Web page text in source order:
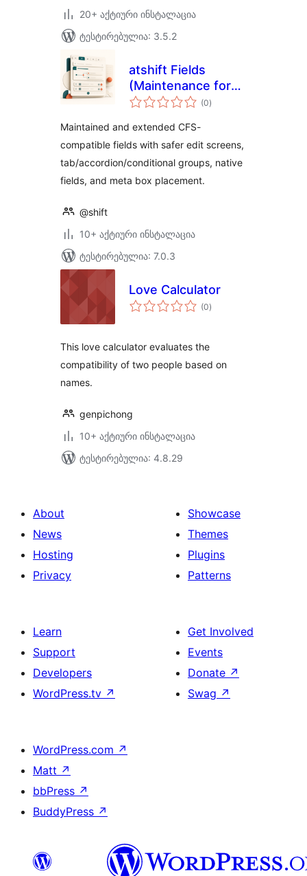
20+ აქტიური ინსტალაცია
ტესტირებულია: 3.5.2
atshift Fields
(Maintenance for
Custom Field Suite)
(0საერთო
რეიტინგი
)
Maintained and extended CFS-
compatible fields with safer edit screens,
tab/accordion/conditional groups, native
fields, and meta box placement.
@shift
10+ აქტიური ინსტალაცია
ტესტირებულია: 7.0.3
Love Calculator
(0საერთო
რეიტინგი
)
This love calculator evaluates the
compatibility of two people based on
names.
genpichong
10+ აქტიური ინსტალაცია
ტესტირებულია: 4.8.29
About
News
Hosting
Privacy
Showcase
Themes
Plugins
Patterns
Learn
Support
Developers
WordPress.tv ↗
Get Involved
Events
Donate ↗
Swag ↗
WordPress.com ↗
Matt ↗
bbPress ↗
BuddyPress ↗